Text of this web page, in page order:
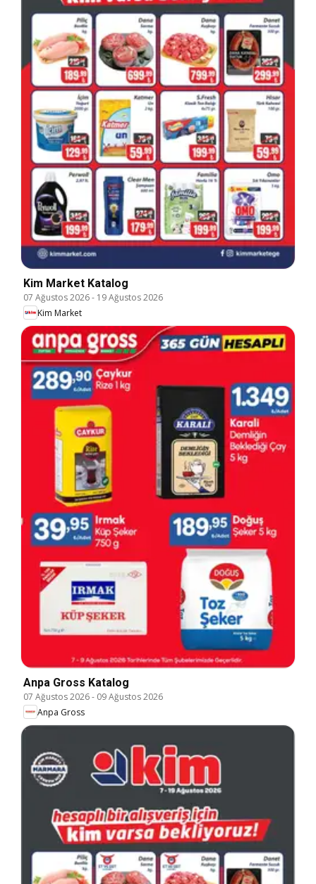
Kim Market Katalog
07 Ağustos 2026- 19 Ağustos 2026
Kim Market
Anpa Gross Katalog
07 Ağustos 2026- 09 Ağustos 2026
Anpa Gross